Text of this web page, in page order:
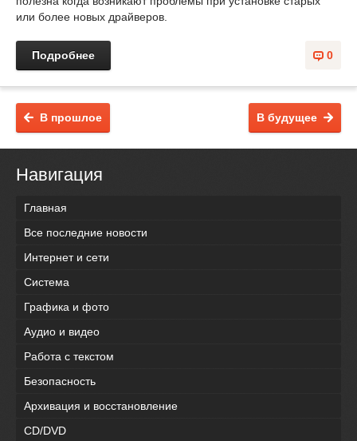
или более новых драйверов.
0
Подробнее
В будущее
В прошлое
Навигация
Главная
Все последние новости
Интернет и сети
Система
Графика и фото
Аудио и видео
Работа с текстом
Безопасность
Архивация и восстановление
CD/DVD